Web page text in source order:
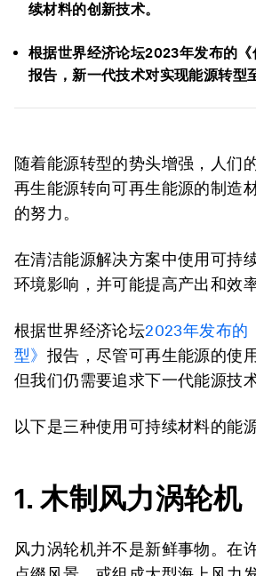
续材料的创新技术。
根据世界经济论坛2023年发布的《
报告，新一代技术对实现能源转型
随着能源转型的势头增强，人们
再生能源转向可再生能源的制造
的努力。
在清洁能源解决方案中使用可持
环境影响，并可能提高产出和效率
根据世界经济论坛2023年发布的
型》 报告，尽管可再生能源的使
但我们仍需要追求下一代能源技
以下是三种使用可持续材料的能
1.木制风力涡轮机
风力涡轮机并不是新鲜事物。在